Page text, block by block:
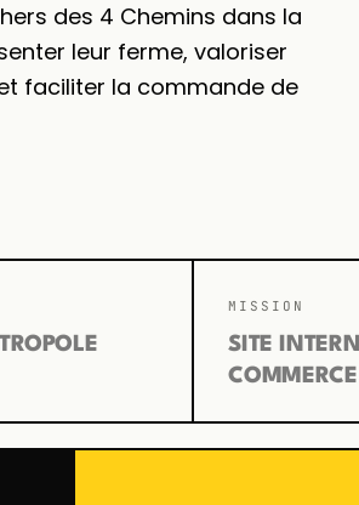
des 4 Chemins dans la
leur ferme, valoriser
faciliter la commande de
MISSION
SITE
COMMERCE